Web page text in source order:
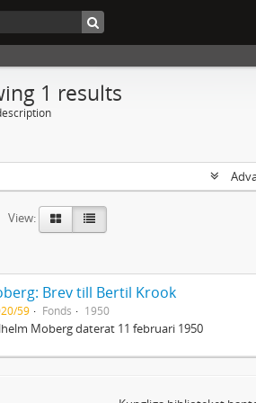
1 results
View:
Brev till Bertil Krook
59 Fonds 1950
Moberg daterat 11 februari 1950